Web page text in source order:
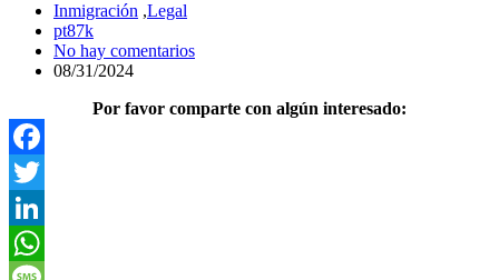
Inmigración ,Legal
pt87k
No hay comentarios
08/31/2024
Por favor comparte con algún interesado: